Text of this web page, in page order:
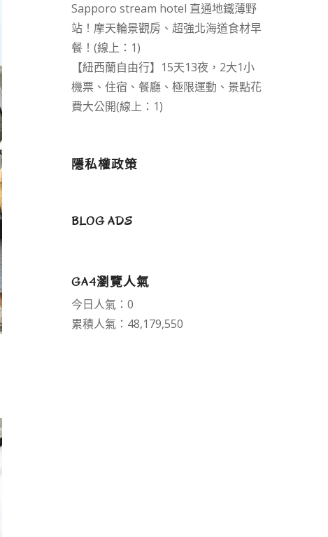
Sapporo stream hotel 直通地鐵薄野
站！摩天輪景觀房、超強北海道食材早
餐！(線上：1)
【紐西蘭自由行】15天13夜，2大1小
機票、住宿、餐廳、極限運動、景點花
費大公開(線上：1)
隱私權政策
BLOG ADS
GA4瀏覽人氣
今日人氣：0
累積人氣：48,179,550